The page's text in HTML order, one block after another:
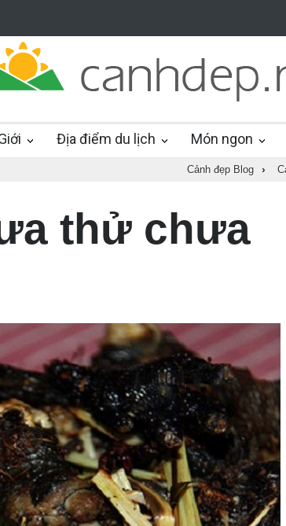
Địa điểm du lịch Món ngon
Cảnh đẹp Blog ›
thử chưa